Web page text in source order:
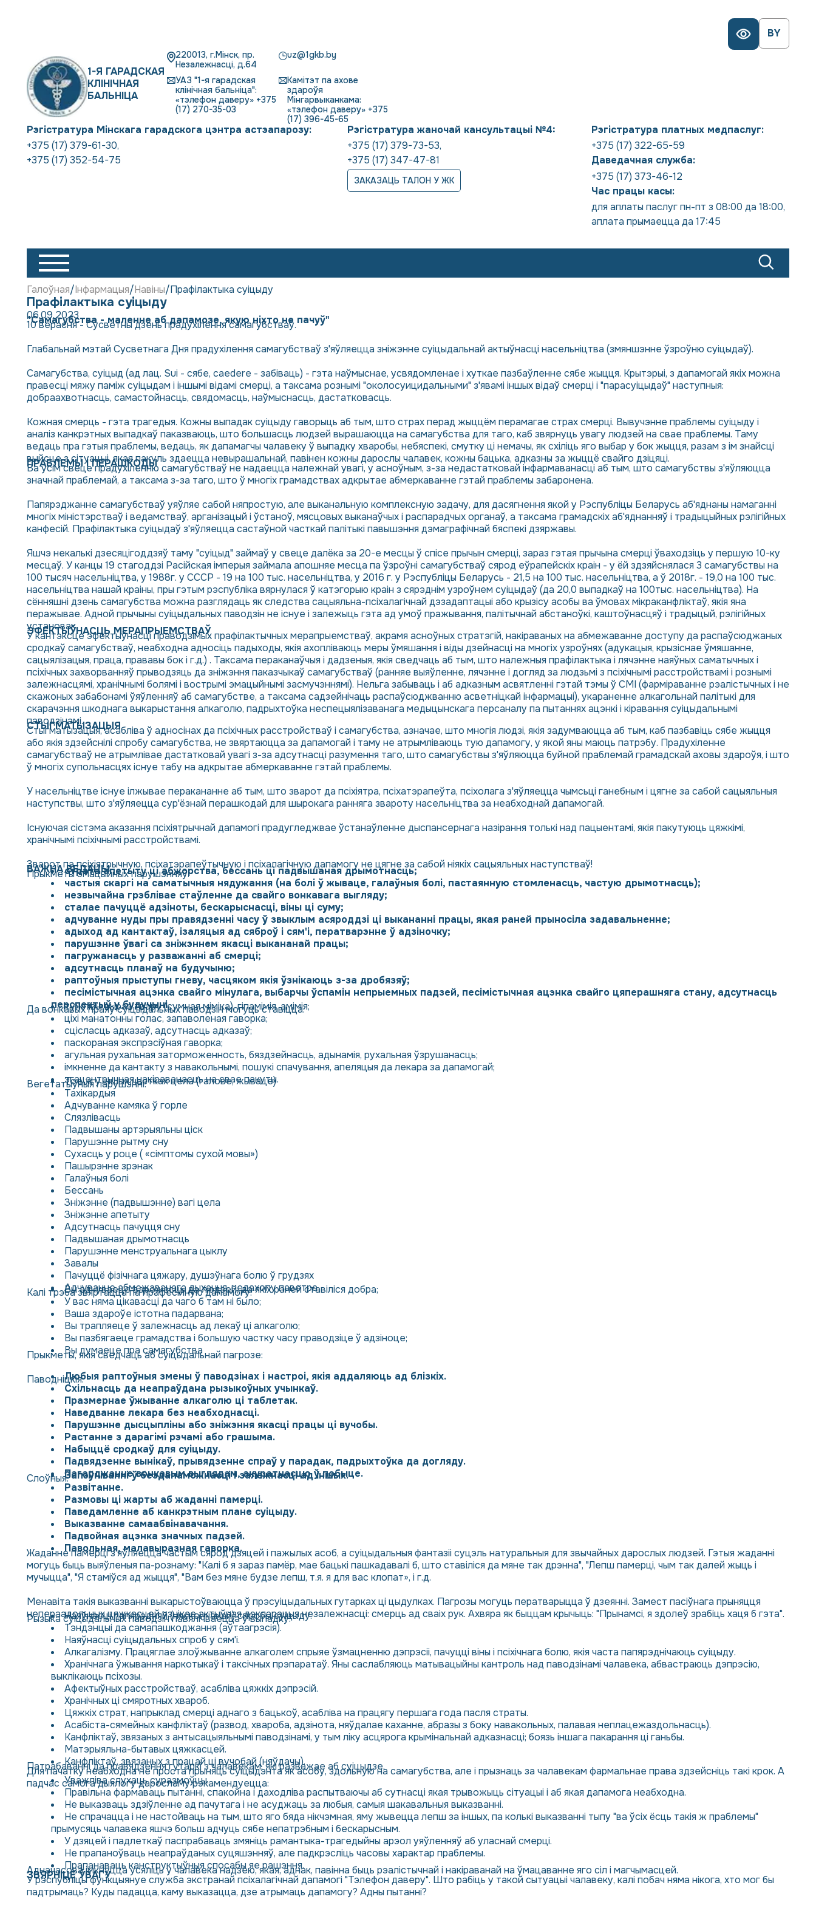
BY
1-Я ГАРАДСКАЯ
КЛІНІЧНАЯ
БАЛЬНІЦА
220013, г.Мінск, пр.
Незалежнасці, д.64
uz@1gkb.by
УАЗ "1-я гарадская
клінічная бальніца":
«тэлефон даверу» +375
(17) 270-35-03
Камітэт па ахове
здароўя
Мінгарвыканкама:
«тэлефон даверу» +375
(17) 396-45-65
Рэгістратура Мінскага гарадскога цэнтра астэапарозу:
+375 (17) 379-61-30,
+375 (17) 352-54-75
Рэгістратура жаночай кансультацыі №4:
+375 (17) 379-73-53,
+375 (17) 347-47-81
ЗАКАЗАЦЬ ТАЛОН У ЖК
Рэгістратура платных медпаслуг:
+375 (17) 322-65-59
Даведачная служба:
+375 (17) 373-46-12
Час працы касы:
для аплаты паслуг пн-пт з 08:00 да 18:00,
аплата прымаецца да 17:45
Галоўная Інфармацыя Навіны Прафілактыка суіцыду
Прафілактыка суіцыду
06.09.2023
"Самагубства - маленне аб дапамозе, якую ніхто не пачуў"
10 верасня - Сусветны дзень прадухілення самагубстваў.
Глабальнай мэтай Сусветнага Дня прадухілення самагубстваў з'яўляецца зніжэнне суіцыдальнай актыўнасці насельніцтва (змяншэнне ўзроўню суіцыдаў).
Самагубства, суіцыд (ад лац. Sui - сябе, caedere - забіваць) - гэта наўмыснае, усвядомленае і хуткае пазбаўленне сябе жыцця. Крытэрыі, з дапамогай якіх можна
правесці мяжу паміж суіцыдам і іншымі відамі смерці, а таксама рознымі "околосуицидальными" з'явамі іншых відаў смерці і "парасуіцыдаў" наступныя:
добраахвотнасць, самастойнасць, свядомасць, наўмыснасць, дастатковасць.
Кожная смерць - гэта трагедыя. Кожны выпадак суіцыду гаворыць аб тым, што страх перад жыццём перамагае страх смерці. Вывучэнне праблемы суіцыду і
аналіз канкрэтных выпадкаў паказваюць, што большасць людзей вырашаюцца на самагубства для таго, каб звярнуць увагу людзей на свае праблемы. Таму
ведаць пра гэтыя праблемы, ведаць, як дапамагчы чалавеку ў выпадку хваробы, небяспекі, смутку ці немачы, як схіліць яго выбар у бок жыцця, разам з ім знайсці
выйсце з сітуацыі, якая пакуль здаецца невырашальнай, павінен кожны дарослы чалавек, кожны бацька, адказны за жыццё свайго дзіцяці.
ПРАБЛЕМЫ І ПЕРАШКОДЫ
Ва ўсім свеце прадухіленню самагубстваў не надаецца належнай увагі, у асноўным, з-за недастатковай інфармаванасці аб тым, што самагубствы з'яўляюцца
значнай праблемай, а таксама з-за таго, што ў многіх грамадствах адкрытае абмеркаванне гэтай праблемы забаронена.
Папярэджанне самагубстваў уяўляе сабой няпростую, але выканальную комплексную задачу, для дасягнення якой у Рэспубліцы Беларусь аб'яднаны намаганні
многіх міністэрстваў і ведамстваў, арганізацый і ўстаноў, мясцовых выканаўчых і распарадчых органаў, а таксама грамадскіх аб'яднанняў і традыцыйных рэлігійных
канфесій. Прафілактыка суіцыдаў з'яўляецца састаўной часткай палітыкі павышэння дэмаграфічнай бяспекі дзяржавы.
Яшчэ некалькі дзесяцігоддзяў таму "суіцыд" займаў у свеце далёка за 20-е месцы ў спісе прычын смерці, зараз гэтая прычына смерці ўваходзіць у першую 10-ку
месцаў. У канцы 19 стагоддзі Расійская імперыя займала апошняе месца па ўзроўні самагубстваў сярод еўрапейскіх краін - у ёй здзяйснялася 3 самагубствы на
100 тысяч насельніцтва, у 1988г. у СССР - 19 на 100 тыс. насельніцтва, у 2016 г. у Рэспубліцы Беларусь - 21,5 на 100 тыс. насельніцтва, а ў 2018г. - 19,0 на 100 тыс.
насельніцтва нашай краіны, пры гэтым рэспубліка вярнулася ў катэгорыю краін з сярэднім узроўнем суіцыдаў (да 20,0 выпадкаў на 100тыс. насельніцтва). На
сённяшні дзень самагубства можна разглядаць як следства сацыяльна-псіхалагічнай дэзадаптацыі або крызісу асобы ва ўмовах мікраканфліктаў, якія яна
перажывае. Адной прычыны суіцыдальных паводзін не існуе і залежыць гэта ад умоў пражывання, палітычнай абстаноўкі, каштоўнасцяў і традыцый, рэлігійных
установак.
ЭФЕКТЫЎНАСЦЬ МЕРАПРЫЕМСТВАЎ
У кантэксце эфектыўнасці праводзімых прафілактычных мерапрыемстваў, акрамя асноўных стратэгій, накіраваных на абмежаванне доступу да распаўсюджаных
сродкаў самагубстваў, неабходна адносіць падыходы, якія ахопліваюць меры ўмяшання і віды дзейнасці на многіх узроўнях (адукацыя, крызіснае ўмяшанне,
сацыялізацыя, праца, прававы бок і г.д.) . Таксама пераканаўчыя і дадзеныя, якія сведчаць аб тым, што належныя прафілактыка і лячэнне наяўных саматычных і
псіхічных захворванняў прыводзяць да зніжэння паказчыкаў самагубстваў (ранняе выяўленне, лячэнне і догляд за людзьмі з псіхічнымі расстройствамі і рознымі
залежнасцямі, хранічнымі болямі і вострымі эмацыйнымі засмучэннямі). Нельга забываць і аб адказным асвятленні гэтай тэмы ў СМІ (фарміраванне рэалістычных і не
скажоных забабонамі ўяўленняў аб самагубстве, а таксама садзейнічаць распаўсюджванню асветніцкай інфармацыі), укараненне алкагольнай палітыкі для
скарачэння шкоднага выкарыстання алкаголю, падрыхтоўка неспецыялізаванага медыцынскага персаналу па пытаннях ацэнкі і кіравання суіцыдальнымі
паводзінамі.
СТЫГМАТЫЗАЦЫЯ
Стыгматызацыя, асабліва ў адносінах да псіхічных расстройстваў і самагубства, азначае, што многія людзі, якія задумваюцца аб тым, каб пазбавіць сябе жыцця
або якія здзейснілі спробу самагубства, не звяртаюцца за дапамогай і таму не атрымліваюць тую дапамогу, у якой яны маюць патрэбу. Прадухіленне
самагубстваў не атрымлівае дастатковай увагі з-за адсутнасці разумення таго, што самагубствы з'яўляюцца буйной праблемай грамадскай аховы здароўя, і што
ў многіх супольнасцях існуе табу на адкрытае абмеркаванне гэтай праблемы.
У насельніцтве існуе ілжывае перакананне аб тым, што зварот да псіхіятра, псіхатэрапеўта, псіхолага з'яўляецца чымсьці ганебным і цягне за сабой сацыяльныя
наступствы, што з'яўляецца сур'ёзнай перашкодай для шырокага ранняга звароту насельніцтва за неабходнай дапамогай.
Існуючая сістэма аказання псіхіятрычнай дапамогі прадугледжвае ўстанаўленне дыспансернага назірання толькі над пацыентамі, якія пакутуюць цяжкімі,
хранічнымі псіхічнымі расстройствамі.
Зварот па псіхіятрычную, псіхатэрапеўтычную і псіхалагічную дапамогу не цягне за сабой ніякіх сацыяльных наступстваў!
ВАЖНА ВЕДАЦЬ!
Прыкметы эмацыйных парушэнняў:
страта апетыту ці абжорства, бессань ці падвышаная дрымотнасць;
частыя скаргі на саматычныя нядужання (на болі ў жываце, галаўныя болі, пастаянную стомленасць, частую дрымотнасць);
незвычайна грэблівае стаўленне да свайго вонкавага выгляду;
сталае пачуццё адзіноты, бескарыснасці, віны ці суму;
адчуванне нуды пры правядзенні часу ў звыклым асяроддзі ці выкананні працы, якая раней прыносіла задавальненне;
адыход ад кантактаў, ізаляцыя ад сяброў і сям'і, ператварэнне ў адзіночку;
парушэнне ўвагі са зніжэннем якасці выкананай працы;
пагружанасць у разважанні аб смерці;
адсутнасць планаў на будучыню;
раптоўныя прыступы гневу, часцяком якія ўзнікаюць з-за дробязяў;
песімістычная ацэнка свайго мінулага, выбарчы ўспамін непрыемных падзей, песімістычная ацэнка свайго цяперашняга стану, адсутнасць
перспектыў у будучыні.
Да вонкавых праяў суіцыдальных паводзін могуць ставіцца:
тужлівы выраз твару (сумная міміка), гіпамімія, амімія;
ціхі манатонны голас, запаволеная гаворка;
сцісласць адказаў, адсутнасць адказаў;
паскораная экспрэсіўная гаворка;
агульная рухальная заторможенность, бяздзейнасць, адынамія, рухальная ўзрушанасць;
імкненне да кантакту з навакольнымі, пошукі спачування, апеляцыя да лекара за дапамогай;
эгацэнтрычная накіраванасць на свае пакуты.
Вегетатыўныя парушэнні:
Тое ж у іншых частках цела (галове, жываце)
Тахікардыя
Адчуванне камяка ў горле
Слязлівасць
Падвышаны артэрыяльны ціск
Парушэнне рытму сну
Сухасць у роце ( «сімптомы сухой мовы»)
Пашырэнне зрэнак
Галаўныя болі
Бессань
Зніжэнне (падвышэнне) вагі цела
Зніжэнне апетыту
Адсутнасць пачуцця сну
Падвышаная дрымотнасць
Парушэнне менструальнага цыклу
Завалы
Пачуццё фізічнага цяжару, душэўнага болю ў грудзях
Адчуванне абмежаванага дыхання, недахопу паветра
Калі трэба звяртацца па прафесійную дапамогу:
Вы адчуваеце варожасць да людзей, да якіх раней ставіліся добра;
У вас няма цікавасці да чаго б там ні было;
Ваша здароўе істотна падарвана;
Вы трапляеце ў залежнасць ад лекаў ці алкаголю;
Вы пазбягаеце грамадства і большую частку часу праводзіце ў адзіноце;
Вы думаеце пра самагубства
Прыкметы, якія сведчаць аб суіцыдальнай пагрозе:
Паводніцкія:Любыя раптоўныя змены ў паводзінах і настроі, якія аддаляюць ад блізкіх.
Схільнасць да неапраўдана рызыкоўных учынкаў.
Празмернае ўжыванне алкаголю ці таблетак.
Наведванне лекара без неабходнасці.
Парушэнне дысцыпліны або зніжэння якасці працы ці вучобы.
Растанне з дарагімі рэчамі або грашыма.
Набыццё сродкаў для суіцыду.
Падвядзенне вынікаў, прывядзенне спраў у парадак, падрыхтоўка да догляду.
Пагарджанне вонкавым выглядам, акуратнасцю ў побыце.
Слоўныя:Запэўніванні ў бездапаможнасці і залежнасці ад іншых.
Развітанне.
Размовы ці жарты аб жаданні памерці.
Паведамленне аб канкрэтным плане суіцыду.
Выказванне самаабвінавачання.
Падвойная ацэнка значных падзей.
Павольная, малавыразная гаворка.
Жаданне памерці з'яўляецца частым сярод дзяцей і пажылых асоб, а суіцыдальныя фантазіі суцэль натуральныя для звычайных дарослых людзей. Гэтыя жаданні
могуць быць выяўленыя па-рознаму: "Калі б я зараз памёр, мае бацькі пашкадавалі б, што ставіліся да мяне так дрэнна", "Лепш памерці, чым так далей жыць і
мучыцца", "Я стаміўся ад жыцця", "Вам без мяне будзе лепш, т.я. я для вас клопат», і г.д.
Менавіта такія выказванні выкарыстоўваюцца ў прэсуіцыдальных гутарках ці цыдулках. Пагрозы могуць ператварыцца ў дзеянні. Замест пасіўнага прыняцця
непераадольных цяжкасцей узнікае актыўная дэкларацыя незалежнасці: смерць ад сваіх рук. Ахвяра як быццам крычыць: "Прынамсі, я здолеў зрабіць хаця б гэта".
Рызыка суіцыдальных паводзін павялічваецца ў выпадку:
Наяўнасці папярэдняй (няскончанай) спробы суіцыду.
Тэндэнцыі да самапашкоджання (аўтаагрэсія).
Наяўнасці суіцыдальных спроб у сям'і.
Алкагалізму. Працяглае злоўжыванне алкаголем спрыяе ўзмацненню дэпрэсіі, пачуцці віны і псіхічнага болю, якія часта папярэднічаюць суіцыду.
Хранічнага ўжывання наркотыкаў і таксічных прэпаратаў. Яны саслабляюць матывацыйны кантроль над паводзінамі чалавека, абвастраюць дэпрэсію,
выклікаюць псіхозы.
Афектыўных расстройстваў, асабліва цяжкіх дэпрэсій.
Хранічных ці смяротных хвароб.
Цяжкіх страт, напрыклад смерці аднаго з бацькоў, асабліва на працягу першага года пасля страты.
Асабіста-сямейных канфліктаў (развод, хвароба, адзінота, няўдалае каханне, абразы з боку навакольных, палавая неплацежаздольнасць).
Канфліктаў, звязаных з антысацыяльнымі паводзінамі, у тым ліку асцярога крымінальнай адказнасці; боязь іншага пакарання ці ганьбы.
Матэрыяльна-бытавых цяжкасцей.
Канфліктаў, звязаных з працай ці вучобай (няўдачы).
Патрабаванні да правядзення гутаркі з чалавекам, які разважае аб суіцыдзе.
Для пачатку неабходна не проста прыняць суіцыдэнта як асобу, здольную на самагубства, але і прызнаць за чалавекам фармальнае права здзейсніць такі крок. А
падчас самога дыялогу даросламу рэкамендуецца:
Уважліва слухаць суразмоўцы.
Правільна фармаваць пытанні, спакойна і даходліва распытваючы аб сутнасці якая трывожыць сітуацыі і аб якая дапамога неабходна.
Не выказваць здзіўленне ад пачутага і не асуджаць за любыя, самыя шакавальныя выказванні.
Не спрачацца і не настойваць на тым, што яго бяда нікчэмная, яму жывецца лепш за іншых, па колькі выказванні тыпу "ва ўсіх ёсць такія ж праблемы"
прымусяць чалавека яшчэ больш адчуць сябе непатрэбным і бескарысным.
У дзяцей і падлеткаў паспрабаваць змяніць рамантыка-трагедыйны арэол уяўленняў аб уласнай смерці.
Не прапаноўваць неапраўданых суцяшэнняў, але падкрэсліць часовы характар ​​праблемы.
Прапанаваць канструктыўныя спосабы яе рашэння.
Адначасова імкнуцца усяліць у чалавека надзею, якая, аднак, павінна быць рэалістычнай і накіраванай на ўмацаванне яго сіл і магчымасцей.
ЗВЯРНІЦЕ ЎВАГУ
У рэспубліцы функцыянуе служба экстранай псіхалагічнай дапамогі "Тэлефон даверу". Што рабіць у такой сытуацыі чалавеку, калі побач няма нікога, хто мог бы
падтрымаць? Куды падацца, каму выказацца, дзе атрымаць дапамогу? Адны пытанні?